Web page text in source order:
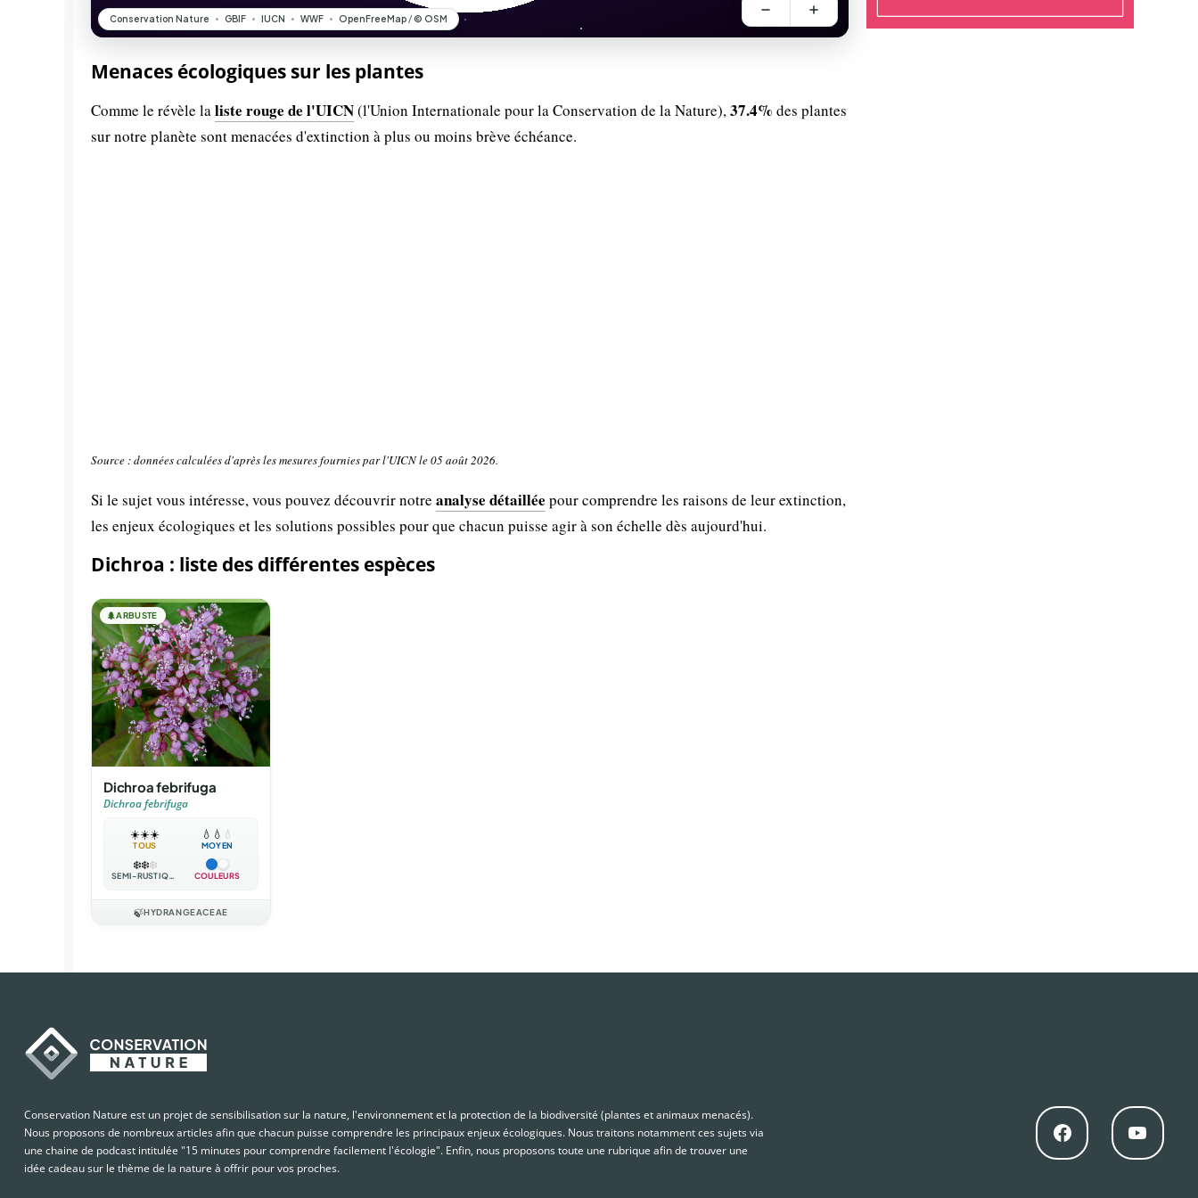
Menaces écologiques sur les plantes
Comme le révèle laliste rouge de l'UICN(l'Union Internationale pour la Conservation de la Nature),37.4% des plantes
sur notre planète sont menacées d'extinction à plus ou moins brève échéance.
Source : données calculées d'après les mesures fournies par l'UICN le 05 août 2026.
Si le sujet vous intéresse, vous pouvez découvrir notre analyse détaillée pour comprendre les raisons de leur extinction,
les enjeux écologiques et les solutions possibles pour que chacun puisse agir à son échelle dès aujourd'hui.
Dichroa : liste des différentes espèces
🌲ARBUSTE
Dichroa febrifuga
Dichroa febrifuga
☀️☀️☀️
TOUS
💧 💧 💧
MOYEN
❄️❄️❄️
SEMI-RUSTIQUE COULEURS
🍃HYDRANGEACEAE
Conservation Nature est un projet de sensibilisation sur la nature, l'environnement et la protection de la biodiversité (plantes et animaux menacés).
Nous proposons de nombreux articles afin que chacun puisse comprendre les principaux enjeux écologiques. Nous traitons notamment ces sujets via
une chaine de podcast intitulée "15 minutes pour comprendre facilement l'écologie". Enfin, nous proposons toute une rubrique afin de trouver une
idée cadeau sur le thème de la nature à offrir pour vos proches.